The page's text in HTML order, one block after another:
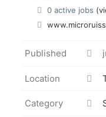
0 active jobs
Published
Location
Category